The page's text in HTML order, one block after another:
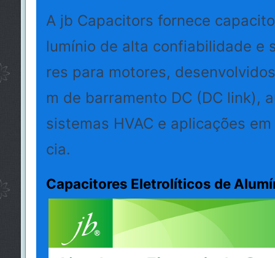
A jb Capacitors fornece
lumínio de alta confiabilidade e
res para motores,
m de barramento DC (DC link),
sistemas HVAC e aplicações
cia.
Capacitores Eletrolíticos de